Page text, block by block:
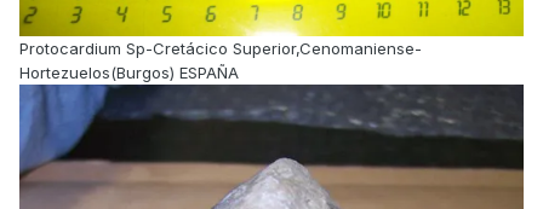
Protocardium Sp-Cretácico Superior,Cenomaniense-
Hortezuelos(Burgos) ESPAÑA